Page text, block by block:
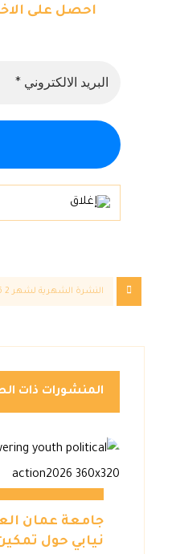
احصل على
النشرة الشهرية لشهر 2 2026
المنشورات ذات
جامعة عمان
نيابي حول